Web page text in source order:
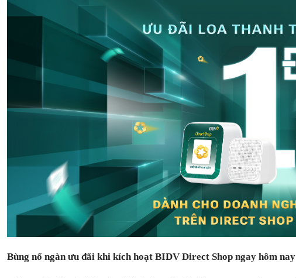
Bùng nổ ngàn ưu đãi khi kích hoạt BIDV Direct Shop ngay hôm nay